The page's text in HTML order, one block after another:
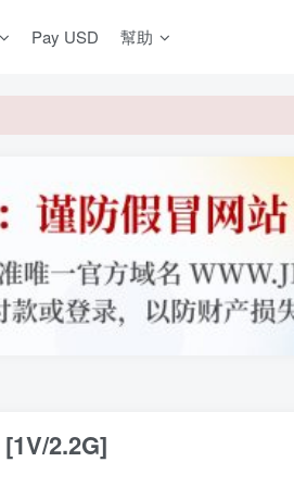
Pay USD 幫助
[1V/2.2G]